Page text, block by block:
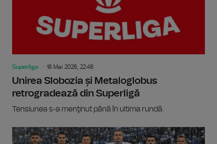
Superliga 18 Mai 2026, 22:46
Unirea Slobozia și Metaloglobus
retrogradează din Superligă
Tensiunea s-a menţinut până în ultima rundă.